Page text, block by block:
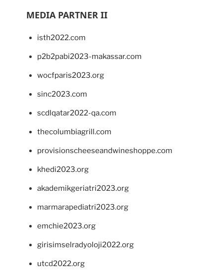
MEDIA PARTNER II
isth2022.com
p2b2pabi2023-makassar.com
wocfparis2023.org
sinc2023.com
scdlqatar2022-qa.com
thecolumbiagrill.com
provisionscheeseandwineshoppe.com
khedi2023.org
akademikgeriatri2023.org
marmarapediatri2023.org
emchie2023.org
girisimselradyoloji2022.org
utcd2022.org